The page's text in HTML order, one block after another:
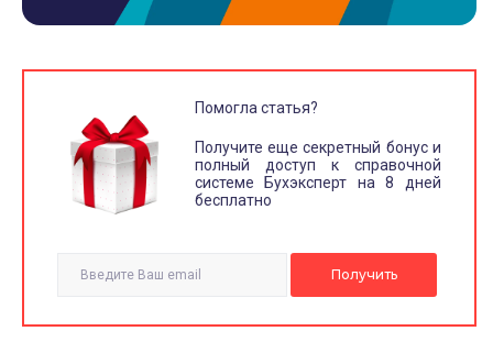
Помогла статья?
Получите еще секретный бонус и
полный доступ к справочной
системе Бухэксперт на 8 дней
бесплатно